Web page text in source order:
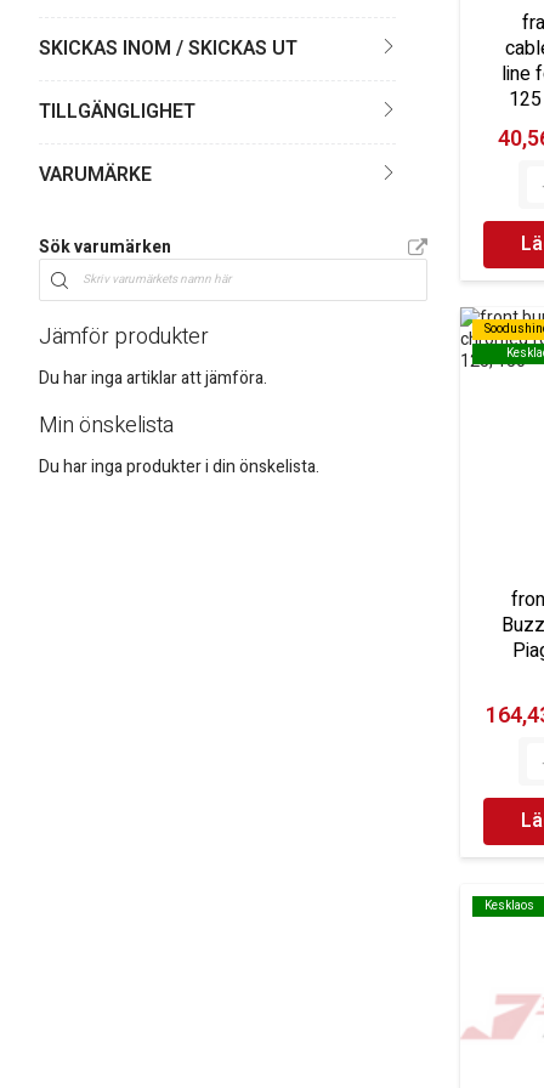
line
Kesklaos
Kesklaos
SKICKAS INOM / SKICKAS UT
TILLGÄNGLIGHET
VARUMÄRKE
Sök varumärken
Jämför produkter
Du har inga artiklar att jämföra.
Min önskelista
Du har inga produkter i din önskelista.